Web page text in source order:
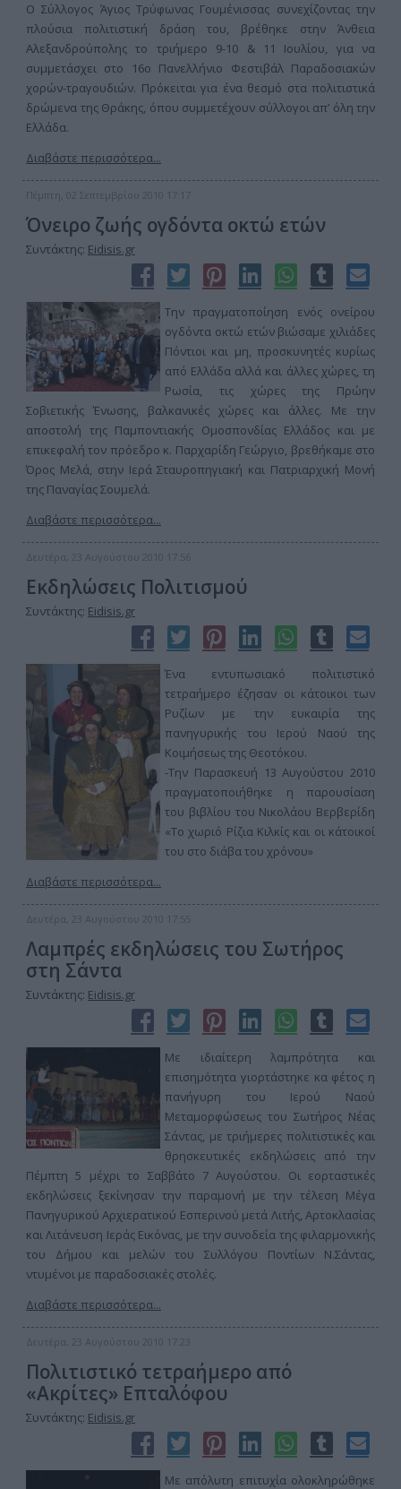
Ο Σύλλογος Άγιος Τρύφωνας Γουμένισσας συνεχίζοντας την
πλούσια πολιτιστική δράση του, βρέθηκε στην Άνθεια
Αλεξανδρούπολης το τριήμερο 9-10 & 11 Ιουλίου, για να
συμμετάσχει στο 16ο Πανελλήνιο Φεστιβάλ Παραδοσιακών
χορών-τραγουδιών. Πρόκειται για ένα θεσμό στα πολιτιστικά
δρώμενα της Θράκης, όπου συμμετέχουν σύλλογοι απ’ όλη την
Ελλάδα.
Διαβάστε περισσότερα...
Πέμπτη, 02 Σεπτεμβρίου 2010 17:17
Όνειρο ζωής ογδόντα οκτώ ετών
Συντάκτης: Eidisis.gr
Την πραγματοποίηση ενός ονείρου
ογδόντα οκτώ ετών βιώσαμε χιλιάδες
Πόντιοι και μη, προσκυνητές κυρίως
από Ελλάδα αλλά και άλλες χώρες, τη
Ρωσία, τις χώρες της Πρώην
Σοβιετικής Ένωσης, βαλκανικές χώρες και άλλες. Με την
αποστολή της Παμποντιακής Ομοσπονδίας Ελλάδος και με
επικεφαλή τον πρόεδρο κ. Παρχαρίδη Γεώργιο, βρεθήκαμε στο
Όρος Μελά, στην Ιερά Σταυροπηγιακή και Πατριαρχική Μονή
της Παναγίας Σουμελά.
Διαβάστε περισσότερα...
Δευτέρα, 23 Αυγούστου 2010 17:56
Εκδηλώσεις Πολιτισμού
Συντάκτης: Eidisis.gr
Ένα εντυπωσιακό πολιτιστικό
τετραήμερο έζησαν οι κάτοικοι των
Ρυζίων με την ευκαιρία της
πανηγυρικής του Ιερού Ναού της
Κοιμήσεως της Θεοτόκου.
-Την Παρασκευή 13 Αυγούστου 2010
πραγματοποιήθηκε η παρουσίαση
του βιβλίου του Νικολάου Βερβερίδη
«Το χωριό Ρίζια Κιλκίς και οι κάτοικοί
του στο διάβα του χρόνου»
Διαβάστε περισσότερα...
Δευτέρα, 23 Αυγούστου 2010 17:55
Λαμπρές εκδηλώσεις του Σωτήρος
στη Σάντα
Συντάκτης: Eidisis.gr
Με ιδιαίτερη λαμπρότητα και
επισημότητα γιορτάστηκε κα φέτος η
πανήγυρη του Ιερού Ναού
Μεταμορφώσεως του Σωτήρος Νέας
Σάντας, με τριήμερες πολιτιστικές και
θρησκευτικές εκδηλώσεις από την
Πέμπτη 5 μέχρι το Σαββάτο 7 Αυγούστου. Οι εορταστικές
εκδηλώσεις ξεκίνησαν την παραμονή με την τέλεση Μέγα
Πανηγυρικού Αρχιερατικού Εσπερινού μετά Λιτής, Αρτοκλασίας
και Λιτάνευση Ιεράς Εικόνας, με την συνοδεία της φιλαρμονικής
του Δήμου και μελών του Συλλόγου Ποντίων Ν.Σάντας,
ντυμένοι με παραδοσιακές στολές.
Διαβάστε περισσότερα...
Δευτέρα, 23 Αυγούστου 2010 17:23
Πολιτιστικό τετραήμερο από
«Ακρίτες» Επταλόφου
Συντάκτης: Eidisis.gr
Με απόλυτη επιτυχία ολοκληρώθηκε